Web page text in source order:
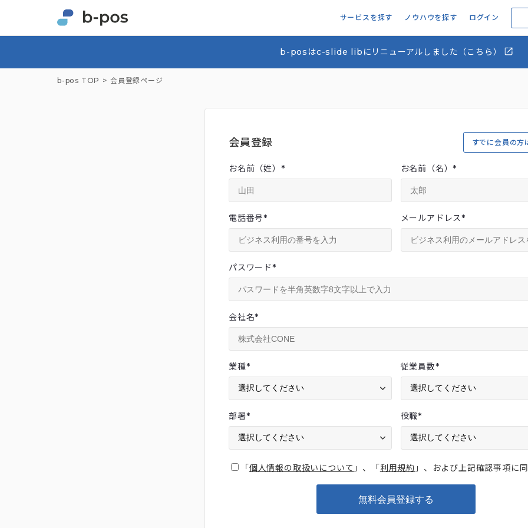
サービスを探す ノウハウを探す ログイン
b-posはc-slide libにリニューアルしました（こちら）
b-pos TOP 会員登録ページ
会員登録 すでに会員の方
お名前（姓） * お名前（名）*
電話番号* メールアドレス*
パスワード*
会社名*
業種* 従業員数*
部署* 役職*
「 個人情報の取扱いについて 」、「 利用規約 」、および上記確認事項に